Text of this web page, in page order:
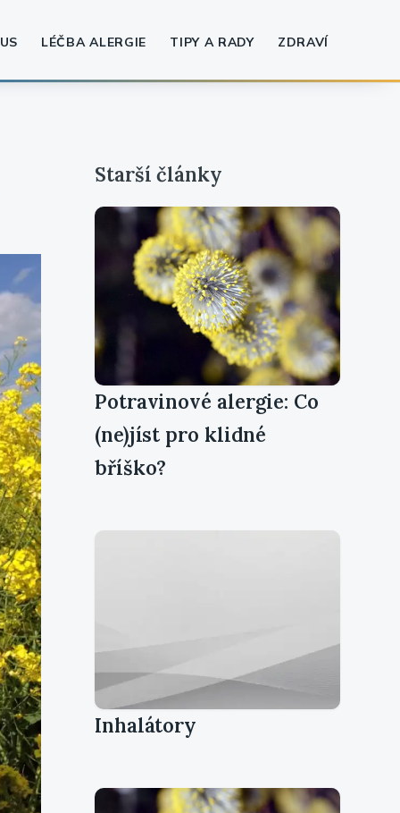
LÉČBA ALERGIE TIPY A RADY ZDRAVÍ
Starší články
Potravinové alergie: Co
(ne)jíst pro klidné
bříško?
Inhalátory